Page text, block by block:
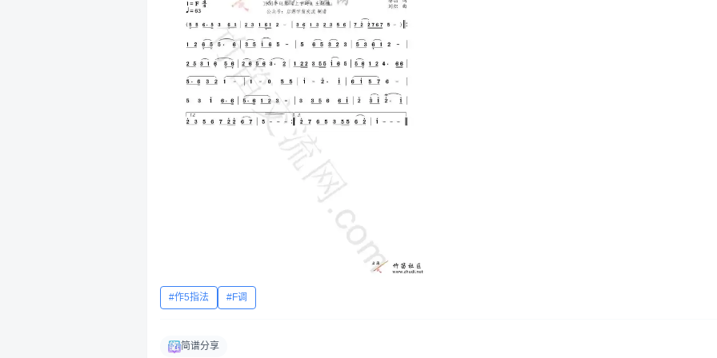
作5指法 F调
简谱分享